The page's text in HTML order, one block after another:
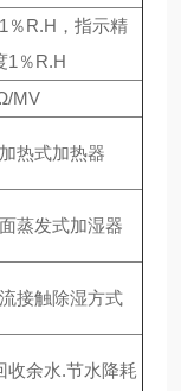
％R.H，指示精
1％R.H
MV
热式加热器
蒸发式加湿器
接触除湿方式
收余水.节水降耗